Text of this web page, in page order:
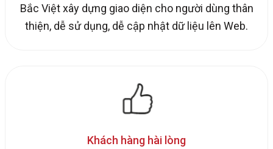
Bắc Việt xây dựng giao diện cho người dùng thân
thiện, dễ sử dụng, dễ cập nhật dữ liệu lên Web.
Khách hàng hài lòng